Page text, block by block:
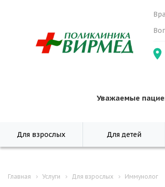
Уважаемые
Для взрослых Для детей
Главная Услуги Для взрослых Иммунолог